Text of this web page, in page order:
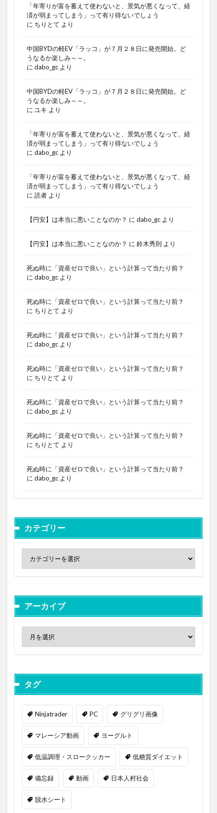
「年寄りが富を蓄えて使わないと、景気が悪くなって、経
済が弱まってしまう」って有り得ないでしょう
に ちりとて より
中国BYDの軽EV「ラッコ」が７月２８日に発売開始。ど
うなるか楽しみ～～。
に dabo_gc より
中国BYDの軽EV「ラッコ」が７月２８日に発売開始。ど
うなるか楽しみ～～。
に ユキ より
「年寄りが富を蓄えて使わないと、景気が悪くなって、経
済が弱まってしまう」って有り得ないでしょう
に dabo_gc より
「年寄りが富を蓄えて使わないと、景気が悪くなって、経
済が弱まってしまう」って有り得ないでしょう
に 読者 より
【円安】は本当に悪いことなのか？ に dabo_gc より
【円安】は本当に悪いことなのか？ に 鈴木秀則 より
死ぬ時に「資産ゼロで良い」という計算って当たり前？
に dabo_gc より
死ぬ時に「資産ゼロで良い」という計算って当たり前？
に ちりとて より
死ぬ時に「資産ゼロで良い」という計算って当たり前？
に dabo_gc より
死ぬ時に「資産ゼロで良い」という計算って当たり前？
に ちりとて より
死ぬ時に「資産ゼロで良い」という計算って当たり前？
に dabo_gc より
死ぬ時に「資産ゼロで良い」という計算って当たり前？
に ちりとて より
死ぬ時に「資産ゼロで良い」という計算って当たり前？
に dabo_gc より
カテゴリー
アーカイブ
タグ
Ninjatrader PC グリグリ画像
マレーシア動画 ヨーグルト
低温調理・スロークッカー 低糖質ダイエット
備忘録 動画 日本人村社会
脱水シート